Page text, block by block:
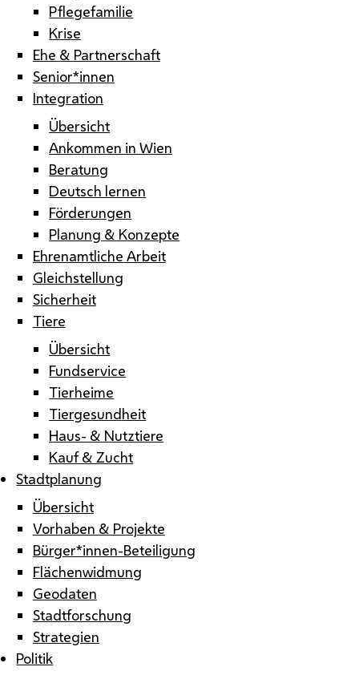
Pflegefamilie
Krise
Ehe & Partnerschaft
Senior*innen
Integration
Übersicht
Ankommen in Wien
Beratung
Deutsch lernen
Förderungen
Planung & Konzepte
Ehrenamtliche Arbeit
Gleichstellung
Sicherheit
Tiere
Übersicht
Fundservice
Tierheime
Tiergesundheit
Haus- & Nutztiere
Kauf & Zucht
Stadtplanung
Übersicht
Vorhaben & Projekte
Bürger*innen-Beteiligung
Flächenwidmung
Geodaten
Stadtforschung
Strategien
Politik